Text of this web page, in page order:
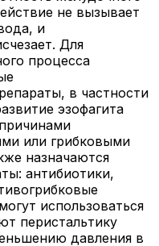
не вызывает
и
Для
процесса
в частности
эзофагита
или грибковыми
назначаются
антибиотики,
использоваться
перистальтику
давления в